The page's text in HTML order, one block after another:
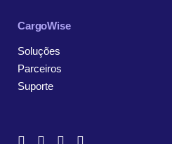
CargoWise
Soluções
Parceiros
Suporte